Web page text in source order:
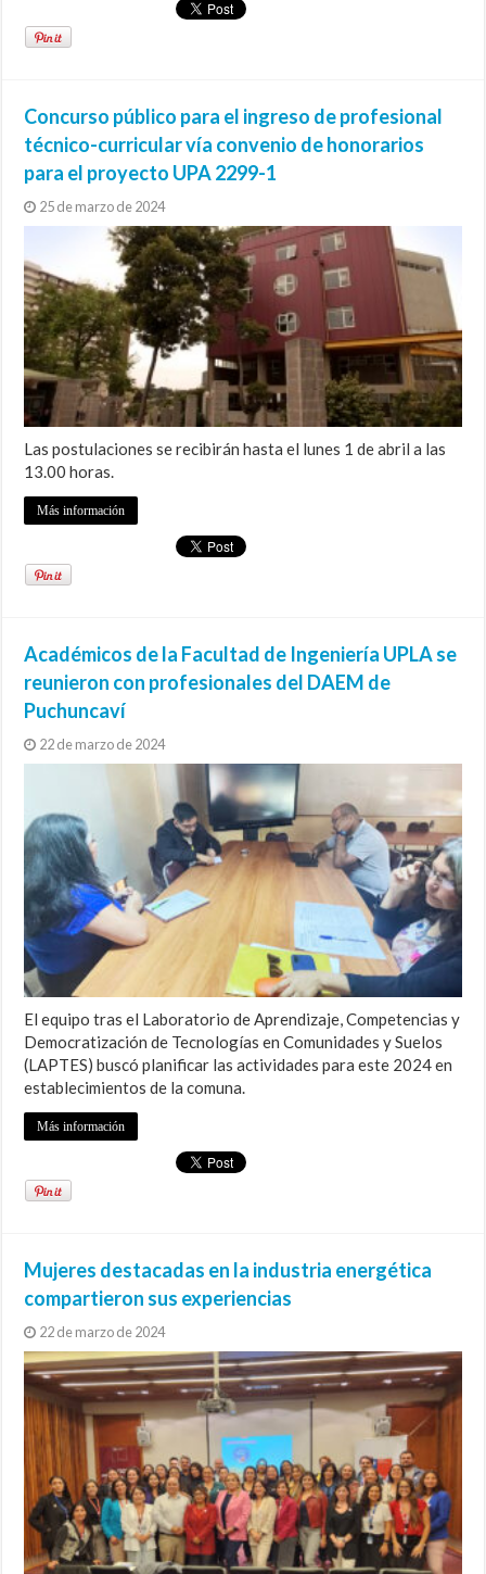
Concurso público para el ingreso de profesional
técnico-curricular vía convenio de honorarios
para el proyecto UPA 2299-1
25 de marzo de 2024
Las postulaciones se recibirán hasta el lunes 1 de abril a las
13.00 horas.
Más información
Académicos de la Facultad de Ingeniería UPLA se
reunieron con profesionales del DAEM de
Puchuncaví
22 de marzo de 2024
El equipo tras el Laboratorio de Aprendizaje, Competencias y
Democratización de Tecnologías en Comunidades y Suelos
(LAPTES) buscó planificar las actividades para este 2024 en
establecimientos de la comuna.
Más información
Mujeres destacadas en la industria energética
compartieron sus experiencias
22 de marzo de 2024